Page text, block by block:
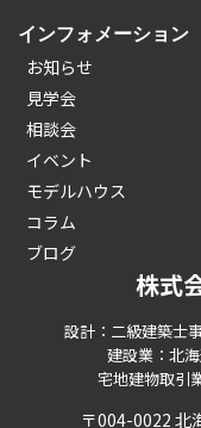
インフォメーション
お知らせ
見学会
相談会
イベント
モデルハウス
コラム
ブログ
株式
設計：二級建築士
建設業：北
宅地建物取引
〒004-0022 北